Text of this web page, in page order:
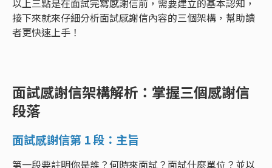
以上三點是在面試完寫感謝信前，需要建立的基本認知，
接下來就來仔細分析面試感謝信內容的三個架構，幫助讀
者更快速上手！
面試感謝信架構解析：掌握三個感謝信
段落
面試感謝信第 1 段：主旨
第一段要註明你是誰？何時來面試？面試什麼單位？並以